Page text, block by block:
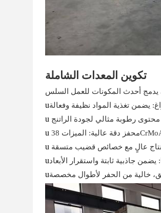
تكوين المعدات الشاملة
uيضمن تغذية المواد نظيفة وفعالة
u
u
u عالٍ مع خصائص قضيب متسقة
uجاذبية ثابتة واستقرار الأبعاد
uخالية من الحفر لأطوال مخصصة